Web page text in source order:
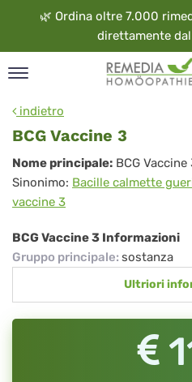
🌿 Ordina oltre 7.000
direttamente dal
indietro
BCG Vaccine 3
BCG
Vaccine
3
Nome principale: BCG Vaccine
Sinonimo: Bacille calmette
vaccine 3
BCG Vaccine 3 Informazioni
Gruppo principale: sostanza
Ultriori